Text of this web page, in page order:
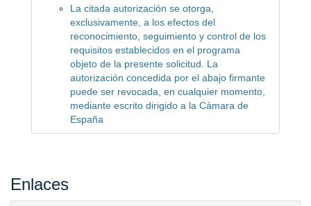
La citada autorización se otorga,
exclusivamente, a los efectos del
reconocimiento, seguimiento y control de los
requisitos establecidos en el programa
objeto de la presente solicitud. La
autorización concedida por el abajo firmante
puede ser revocada, en cualquier momento,
mediante escrito dirigido a la Cámara de
España
Enlaces